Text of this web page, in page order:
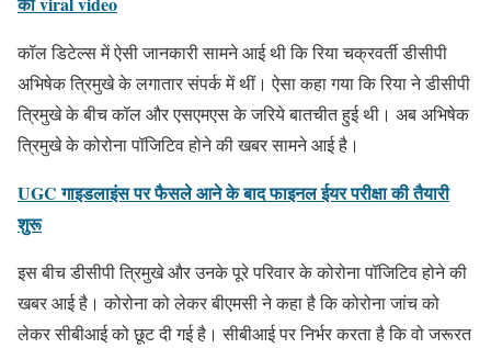
कॉल डिटेल्स में ऐसी जानकारी सामने आई थी कि रिया चक्रवर्ती डीसीपी
अभिषेक त्रिमुखे के लगातार संपर्क में थीं। ऐसा कहा गया कि रिया ने डीसीपी
त्रिमुखे के बीच कॉल और एसएमएस के जरिये बातचीत हुई थी। अब अभिषेक
त्रिमुखे के कोरोना पॉजिटिव होने की खबर सामने आई है।
UGC गाइडलाइंस पर फैसले आने के बाद फाइनल ईयर परीक्षा की तैयारी
शुरू
इस बीच डीसीपी त्रिमुखे और उनके पूरे परिवार के कोरोना पॉजिटिव होने की
खबर आई है। कोरोना को लेकर बीएमसी ने कहा है कि कोरोना जांच को
लेकर सीबीआई को छूट दी गई है। सीबीआई पर निर्भर करता है कि वो जरूरत